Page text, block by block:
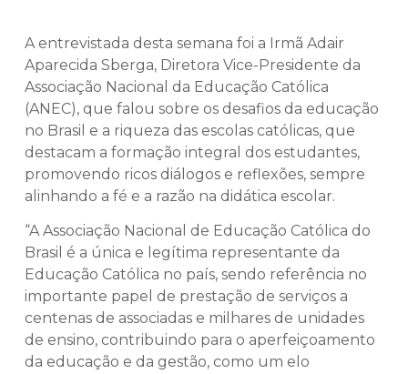
A entrevistada desta semana foi a Irmã Adair
Aparecida Sberga, Diretora Vice-Presidente da
Associação Nacional da Educação Católica
(ANEC), que falou sobre os desafios da educação
no Brasil e a riqueza das escolas católicas, que
destacam a formação integral dos estudantes,
promovendo ricos diálogos e reflexões, sempre
alinhando a fé e a razão na didática escolar.
“A Associação Nacional de Educação Católica do
Brasil é a única e legítima representante da
Educação Católica no país, sendo referência no
importante papel de prestação de serviços a
centenas de associadas e milhares de unidades
de ensino, contribuindo para o aperfeiçoamento
da educação e da gestão, como um elo